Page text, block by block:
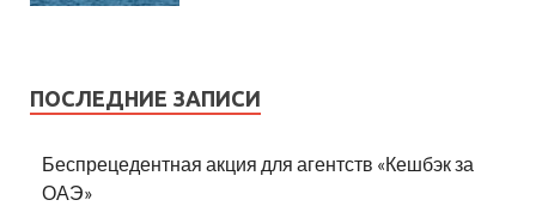
ПОСЛЕДНИЕ ЗАПИСИ
Беспрецедентная акция для агентств «Кешбэк за
ОАЭ»